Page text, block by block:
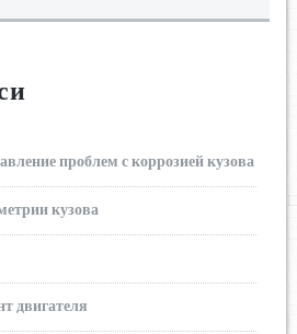
проблем с коррозией кузова
кузова
двигателя